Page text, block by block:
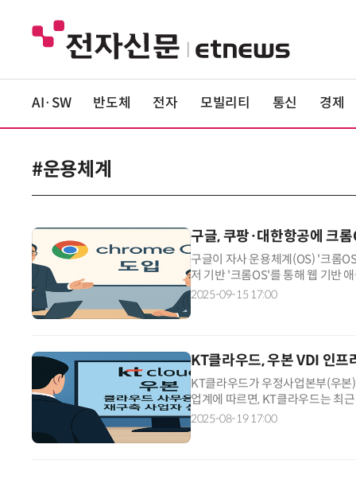
AI·SW 반도체 전자 모빌리티 통신 경제
#운용체계
구글, 쿠팡·대한항공에 크
구글이 자사 운용체계(OS) '크롬
저 기반 '크롬OS'를 통해 웹 기반
트(MS) 윈도가 독점한 OS 시장에
2025-09-15 17:00
KT클라우드, 우본 VDI 인프
KT클라우드가 우정사업본부(우
업계에 따르면, KT클라우드는 최
선정됐다. 2019년부터 현재까지
2025-08-19 17:00